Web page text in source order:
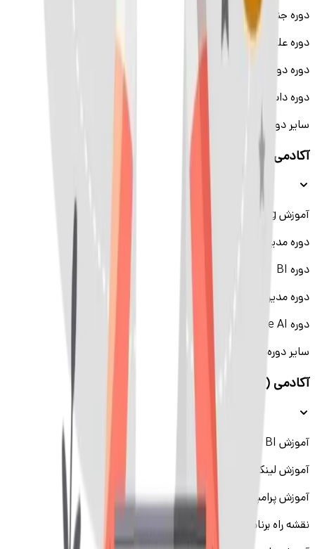
دوره جنگو
دوره علم داده
دوره دواپس
دوره دات نت
سایر دوره‌ها
آکادمی (بوت‌کمپ پرو)
آموزش Golang
دوره مدیریت منابع انسانی
دوره BI
دوره مدیریت عملکرد
دوره Generative AI
سایر دوره‌ها
آکادمی (اسکیل‌کمپ)
آموزش Power BI
آموزش لینکدین
آموزش پرامپت‌نویسی
نقشه راه برنامه‌نویسی